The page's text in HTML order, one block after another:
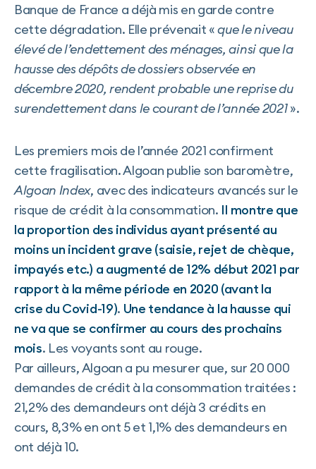
Banque de France a déjà mis en garde contre
cette dégradation. Elle prévenait «que le niveau
élevé de l’endettement des ménages, ainsi que la
hausse des dépôts de dossiers observée en
décembre 2020, rendent probable une reprise du
surendettement dans le courant de l’année 2021».
Les premiers mois de l’année 2021 confirment
cette fragilisation. Algoan publie son baromètre,
Algoan Index, avec des indicateurs avancés sur le
risque de crédit à la consommation. Il montre que
la proportion des individus ayant présenté au
moins un incident grave (saisie, rejet de chèque,
impayés etc.) a augmenté de 12% début 2021 par
rapport à la même période en 2020 (avant la
crise du Covid-19). Une tendance à la hausse qui
ne va que se confirmer au cours des prochains
mois. Les voyants sont au rouge.
Par ailleurs, Algoan a pu mesurer que, sur 20 000
demandes de crédit à la consommation traitées :
21,2% des demandeurs ont déjà 3 crédits en
cours, 8,3% en ont 5 et 1,1% des demandeurs en
ont déjà 10.